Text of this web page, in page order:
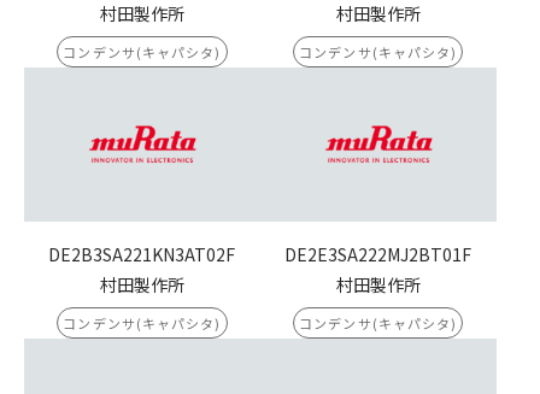
村田製作所
コンデンサ(キャパシタ)
村田製作所
コンデンサ(キャパシタ)
DE2B3SA221KN3AT02F
村田製作所
コンデンサ(キャパシタ)
DE2E3SA222MJ2BT01F
村田製作所
コンデンサ(キャパシタ)